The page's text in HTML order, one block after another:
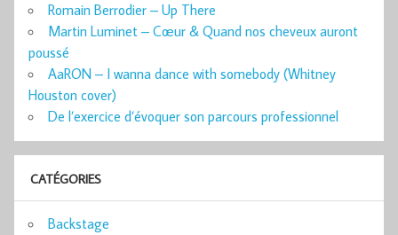
Romain Berrodier – Up There
Martin Luminet – Cœur & Quand nos cheveux auront
poussé
AaRON – I wanna dance with somebody (Whitney
Houston cover)
De l’exercice d’évoquer son parcours professionnel
CATÉGORIES
Backstage